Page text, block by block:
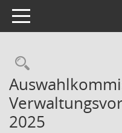
Toggle navigation
2025